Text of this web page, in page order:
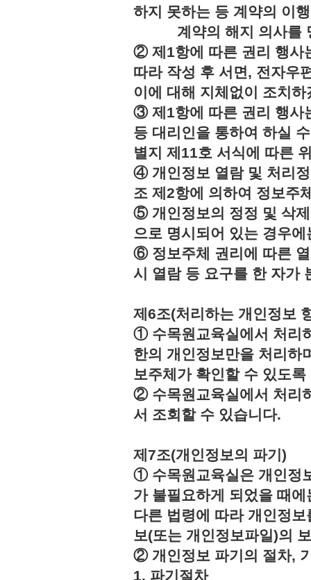
하지 못하는 등 계약의 이
계약의 해지 의사를 명
② 제1항에 따른 권리 행사
따라 작성 후 서면, 전자우
이에 대해 지체없이 조치하
③ 제1항에 따른 권리 행사
등 대리인을 통하여 하실
별지 제11호 서식에 따른
④ 개인정보 열람 및 처리
조 제2항에 의하여 정보주
⑤ 개인정보의 정정 및 삭
으로 명시되어 있는 경우
⑥ 정보주체 권리에 따른
시 열람 등 요구를 한 자가
제6조(처리하는 개인정보
① 수목원교육실에서 처리
한의 개인정보만을 처리하
보주체가 확인할 수 있도
② 수목원교육실에서 처리
서 조회할 수 있습니다.
제7조(개인정보의 파기)
① 수목원교육실은 개인정
가 불필요하게 되었을 때
다른 법령에 따라 개인정
보(또는 개인정보파일)의
② 개인정보 파기의 절차,
1. 파기절차